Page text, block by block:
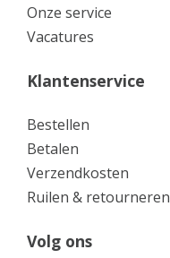
Onze service
Vacatures
Klantenservice
Bestellen
Betalen
Verzendkosten
Ruilen & retourneren
Volg ons